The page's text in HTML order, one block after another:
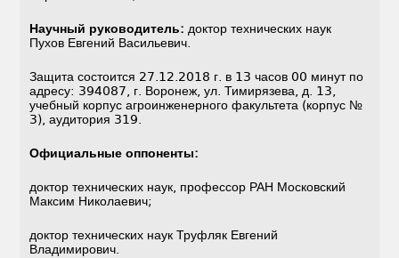
Научный руководитель: доктор технических наук
Пухов Евгений Васильевич.
Защита состоится 27.12.2018 г. в 13 часов 00 минут по
адресу: 394087, г. Воронеж, ул. Тимирязева, д. 13,
учебный корпус агроинженерного факультета (корпус №
3), аудитория 319.
Официальные оппоненты:
доктор технических наук, профессор РАН Московский
Максим Николаевич;
доктор технических наук Труфляк Евгений
Владимирович.